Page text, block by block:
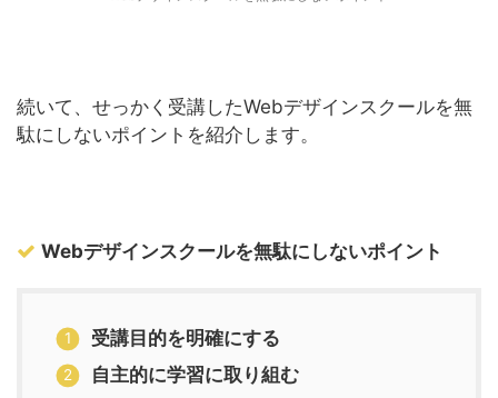
続いて、せっかく受講したWebデザインスクールを無
駄にしないポイントを紹介します。
Webデザインスクールを無駄にしないポイント
受講目的を明確にする
自主的に学習に取り組む